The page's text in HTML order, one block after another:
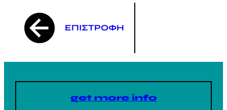
ΕΠΙΣΤΡΟΦΗ
get more info